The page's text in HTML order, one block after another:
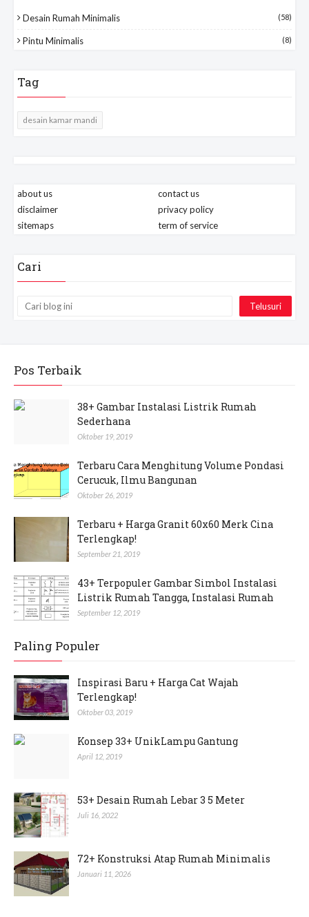
Desain Rumah Minimalis (58)
Pintu Minimalis (8)
Tag
desain kamar mandi
about us
contact us
disclaimer
privacy policy
sitemaps
term of service
Cari
Pos Terbaik
38+ Gambar Instalasi Listrik Rumah
Sederhana
Oktober 19, 2019
Terbaru Cara Menghitung Volume Pondasi
Cerucuk, Ilmu Bangunan
Oktober 26, 2019
Terbaru + Harga Granit 60x60 Merk Cina
Terlengkap!
September 21, 2019
43+ Terpopuler Gambar Simbol Instalasi
Listrik Rumah Tangga, Instalasi Rumah
September 12, 2019
Paling Populer
Inspirasi Baru + Harga Cat Wajah
Terlengkap!
Oktober 03, 2019
Konsep 33+ UnikLampu Gantung
April 12, 2019
53+ Desain Rumah Lebar 3 5 Meter
Juli 16, 2022
72+ Konstruksi Atap Rumah Minimalis
Januari 11, 2026